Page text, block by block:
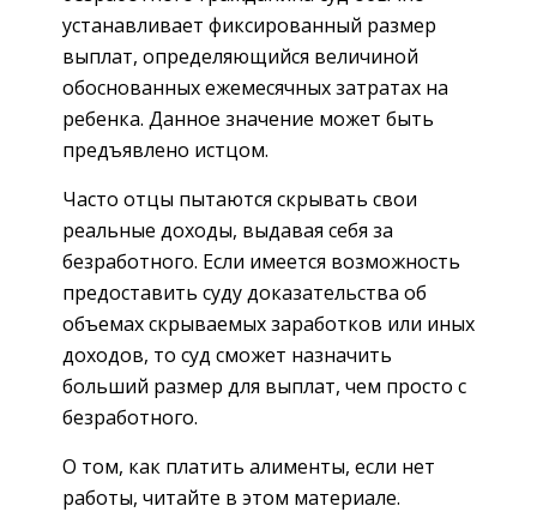
устанавливает фиксированный размер
выплат, определяющийся величиной
обоснованных ежемесячных затратах на
ребенка. Данное значение может быть
предъявлено истцом.
Часто отцы пытаются скрывать свои
реальные доходы, выдавая себя за
безработного. Если имеется возможность
предоставить суду доказательства об
объемах скрываемых заработков или иных
доходов, то суд сможет назначить
больший размер для выплат, чем просто с
безработного.
О том, как платить алименты, если нет
работы, читайте в этом материале.